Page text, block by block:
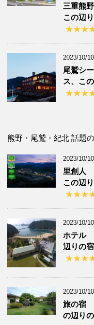
三重熊
この辺
2023/10/10
尾鷲シ
ス、こ
熊野・尾鷲・紀北 話題
2023/10/10
里創人
この辺
2023/10/10
ホテル
辺りの宿
2023/10/10
旅の宿
の辺り